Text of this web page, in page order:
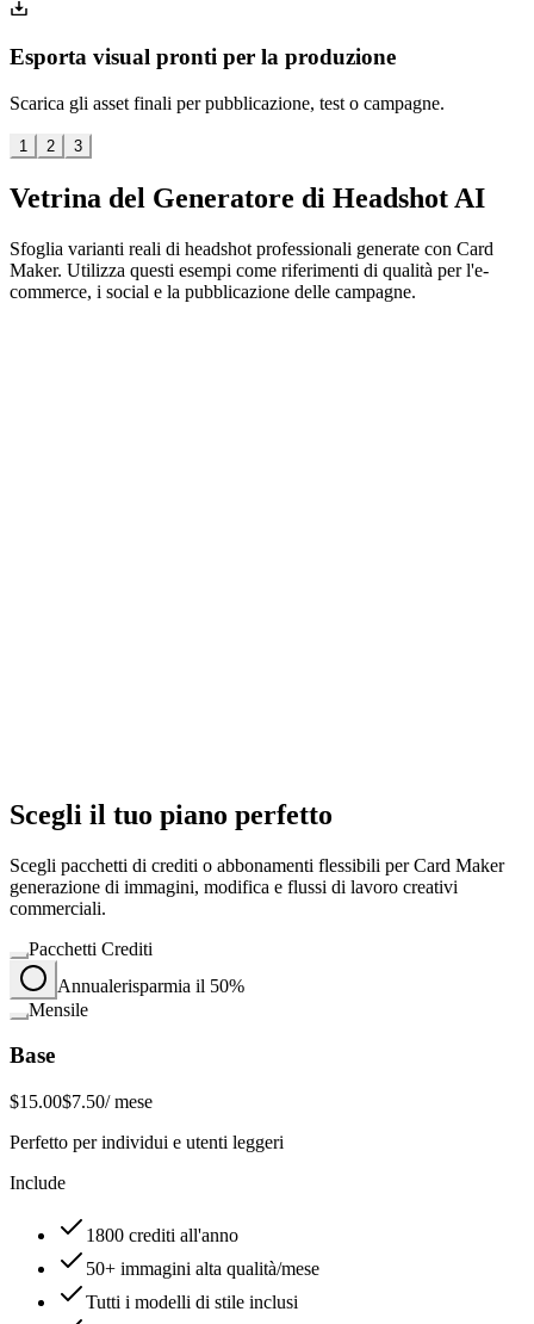
Esporta visual pronti per la produzione
Scarica gli asset finali per pubblicazione, test o campagne.
1 2 3
Vetrina del Generatore di Headshot AI
Sfoglia varianti reali di headshot professionali generate con Card
Maker. Utilizza questi esempi come riferimenti di qualità per l'e-
commerce, i social e la pubblicazione delle campagne.
Scegli il tuo piano perfetto
Scegli pacchetti di crediti o abbonamenti flessibili per Card Maker
generazione di immagini, modifica e flussi di lavoro creativi
commerciali.
Pacchetti Crediti
Annualerisparmia il 50%
Mensile
Base
$15.00$7.50/ mese
Perfetto per individui e utenti leggeri
Include
1800 crediti all'anno
50+ immagini alta qualità/mese
Tutti i modelli di stile inclusi